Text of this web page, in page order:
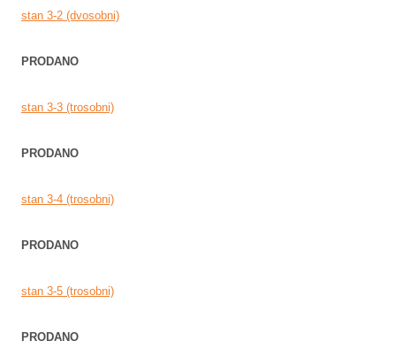
stan 3-2 (dvosobni)
PRODANO
stan 3-3 (trosobni)
PRODANO
stan 3-4 (trosobni)
PRODANO
stan 3-5 (trosobni)
PRODANO